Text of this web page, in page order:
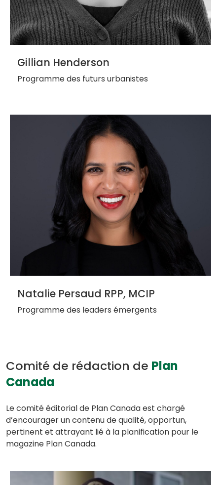
Gillian Henderson
Programme des futurs urbanistes
Natalie Persaud RPP, MCIP
Programme des leaders émergents
Comité de rédaction de Plan
Canada
Le comité éditorial de Plan Canada est chargé
d’encourager un contenu de qualité, opportun,
pertinent et attrayant lié à la planification pour le
magazine Plan Canada.